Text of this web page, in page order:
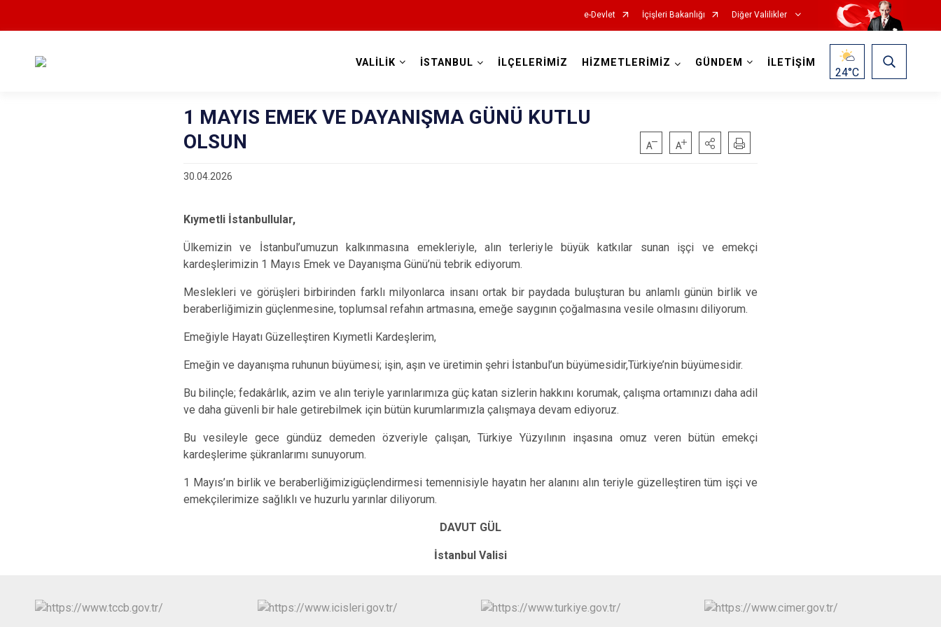
e-Devlet İçişleri Bakanlığı Diğer Valilikler
VALİLİK İSTANBUL İLÇELERİMİZ HİZMETLERİMİZ GÜNDEM İLETİŞİM
24°C
1 MAYIS EMEK VE DAYANIŞMA GÜNÜ KUTLU
OLSUN
30.04.2026
Kıymetli İstanbullular,
Ülkemizin ve İstanbul’umuzun kalkınmasına emekleriyle, alın terleriyle büyük katkılar sunan işçi ve emekçi
kardeşlerimizin 1 Mayıs Emek ve Dayanışma Günü’nü tebrik ediyorum.
Meslekleri ve görüşleri birbirinden farklı milyonlarca insanı ortak bir paydada buluşturan bu anlamlı günün birlik ve
beraberliğimizin güçlenmesine, toplumsal refahın artmasına, emeğe saygının çoğalmasına vesile olmasını diliyorum.
Emeğiyle Hayatı Güzelleştiren Kıymetli Kardeşlerim,
Emeğin ve dayanışma ruhunun büyümesi; işin, aşın ve üretimin şehri İstanbul’un büyümesidir,Türkiye’nin büyümesidir.
Bu bilinçle; fedakârlık, azim ve alın teriyle yarınlarımıza güç katan sizlerin hakkını korumak, çalışma ortamınızı daha adil
ve daha güvenli bir hale getirebilmek için bütün kurumlarımızla çalışmaya devam ediyoruz.
Bu vesileyle gece gündüz demeden özveriyle çalışan, Türkiye Yüzyılının inşasına omuz veren bütün emekçi
kardeşlerime şükranlarımı sunuyorum.
1 Mayıs’ın birlik ve beraberliğimizigüçlendirmesi temennisiyle hayatın her alanını alın teriyle güzelleştiren tüm işçi ve
emekçilerimize sağlıklı ve huzurlu yarınlar diliyorum.
DAVUT GÜL
İstanbul Valisi